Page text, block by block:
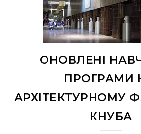
ОНОВЛЕНІ
ПРОГРАМИ
АРХІТЕКТУРНОМУ
КНУБА